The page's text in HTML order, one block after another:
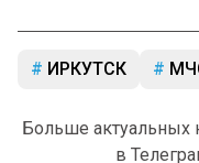
ИРКУТСК
Больше актуальных
в